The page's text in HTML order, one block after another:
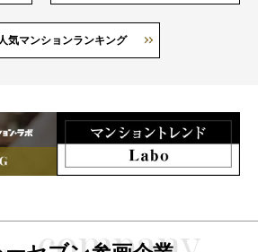
人気マンションランキング